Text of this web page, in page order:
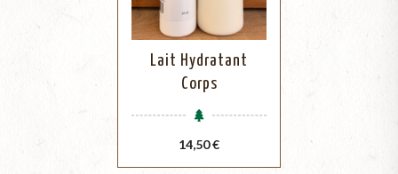
Lait Hydratant
Corps
Prix
14,50 €